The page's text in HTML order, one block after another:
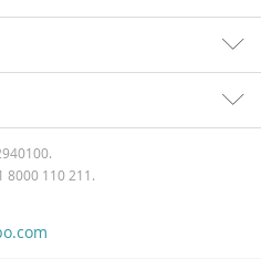
8000 110 211.